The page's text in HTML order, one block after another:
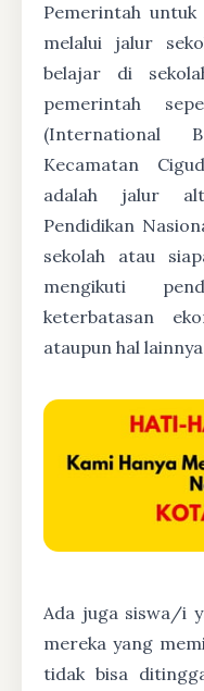
Pemerintah
melalui jalur
belajar di
pemerintah
(International
Kecamatan
adalah jalur
Pendidikan
sekolah atau
mengikuti
keterbatasan
ataupun hal
Ada juga siswa/i
mereka yang
tidak bisa